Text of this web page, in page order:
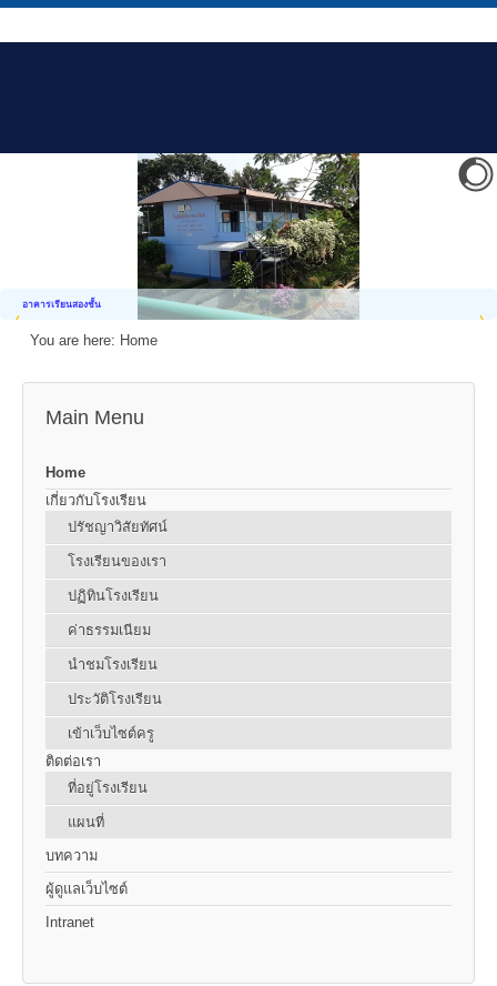
อาคารเรียนสองชั้น
You are here: Home
Main Menu
Home
เกี่ยวกับโรงเรียน
ปรัชญาวิสัยทัศน์
โรงเรียนของเรา
ปฏิทินโรงเรียน
ค่าธรรมเนียม
นำชมโรงเรียน
ประวัติโรงเรียน
เข้าเว็บไซต์ครู
ติดต่อเรา
ที่อยู่โรงเรียน
แผนที่
บทความ
ผู้ดูแลเว็บไซต์
Intranet